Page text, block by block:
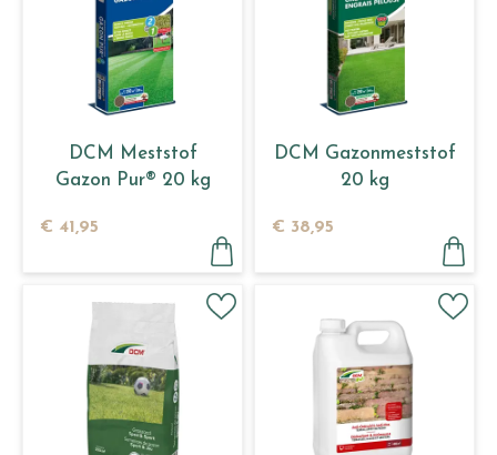
DCM Meststof
Gazon Pur® 20 kg
€ 41,95
DCM Gazonmeststof
20 kg
€ 38,95